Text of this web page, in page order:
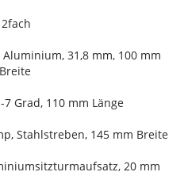
31,8 mm, 100 mm
7 Grad, 110 mm Länge
Stahlstreben, 145 mm Breite
20 mm